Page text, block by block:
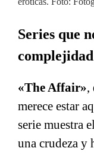
Series que
complejidad
«The Affair»,
merece estar
serie muestra
una crudeza y